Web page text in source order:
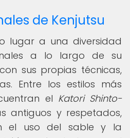
de Kenjutsu
lugar a una diversidad
a lo largo de su
sus propias técnicas,
Entre los estilos más
el Katori Shinto-
antiguos y respetados,
el uso del sable y la